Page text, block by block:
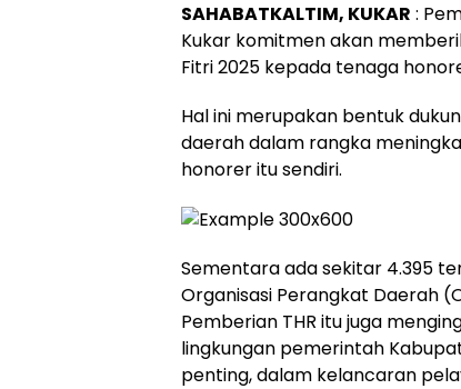
SAHABATKALTIM, KUKAR :
Kukar komitmen akan
Fitri 2025 kepada tenaga
Hal ini merupakan bentuk
daerah dalam rangka
honorer itu sendiri.
Sementara ada sekitar 4.395
Organisasi Perangkat Daerah
Pemberian THR itu juga
lingkungan pemerintah
penting, dalam kelancaran